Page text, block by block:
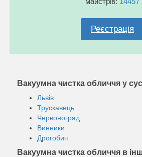
Реєстрація
Вакуумна чистка обличчя у
Львів
Трускавець
Червоноград
Винники
Дрогобич
Вакуумна чистка обличчя в